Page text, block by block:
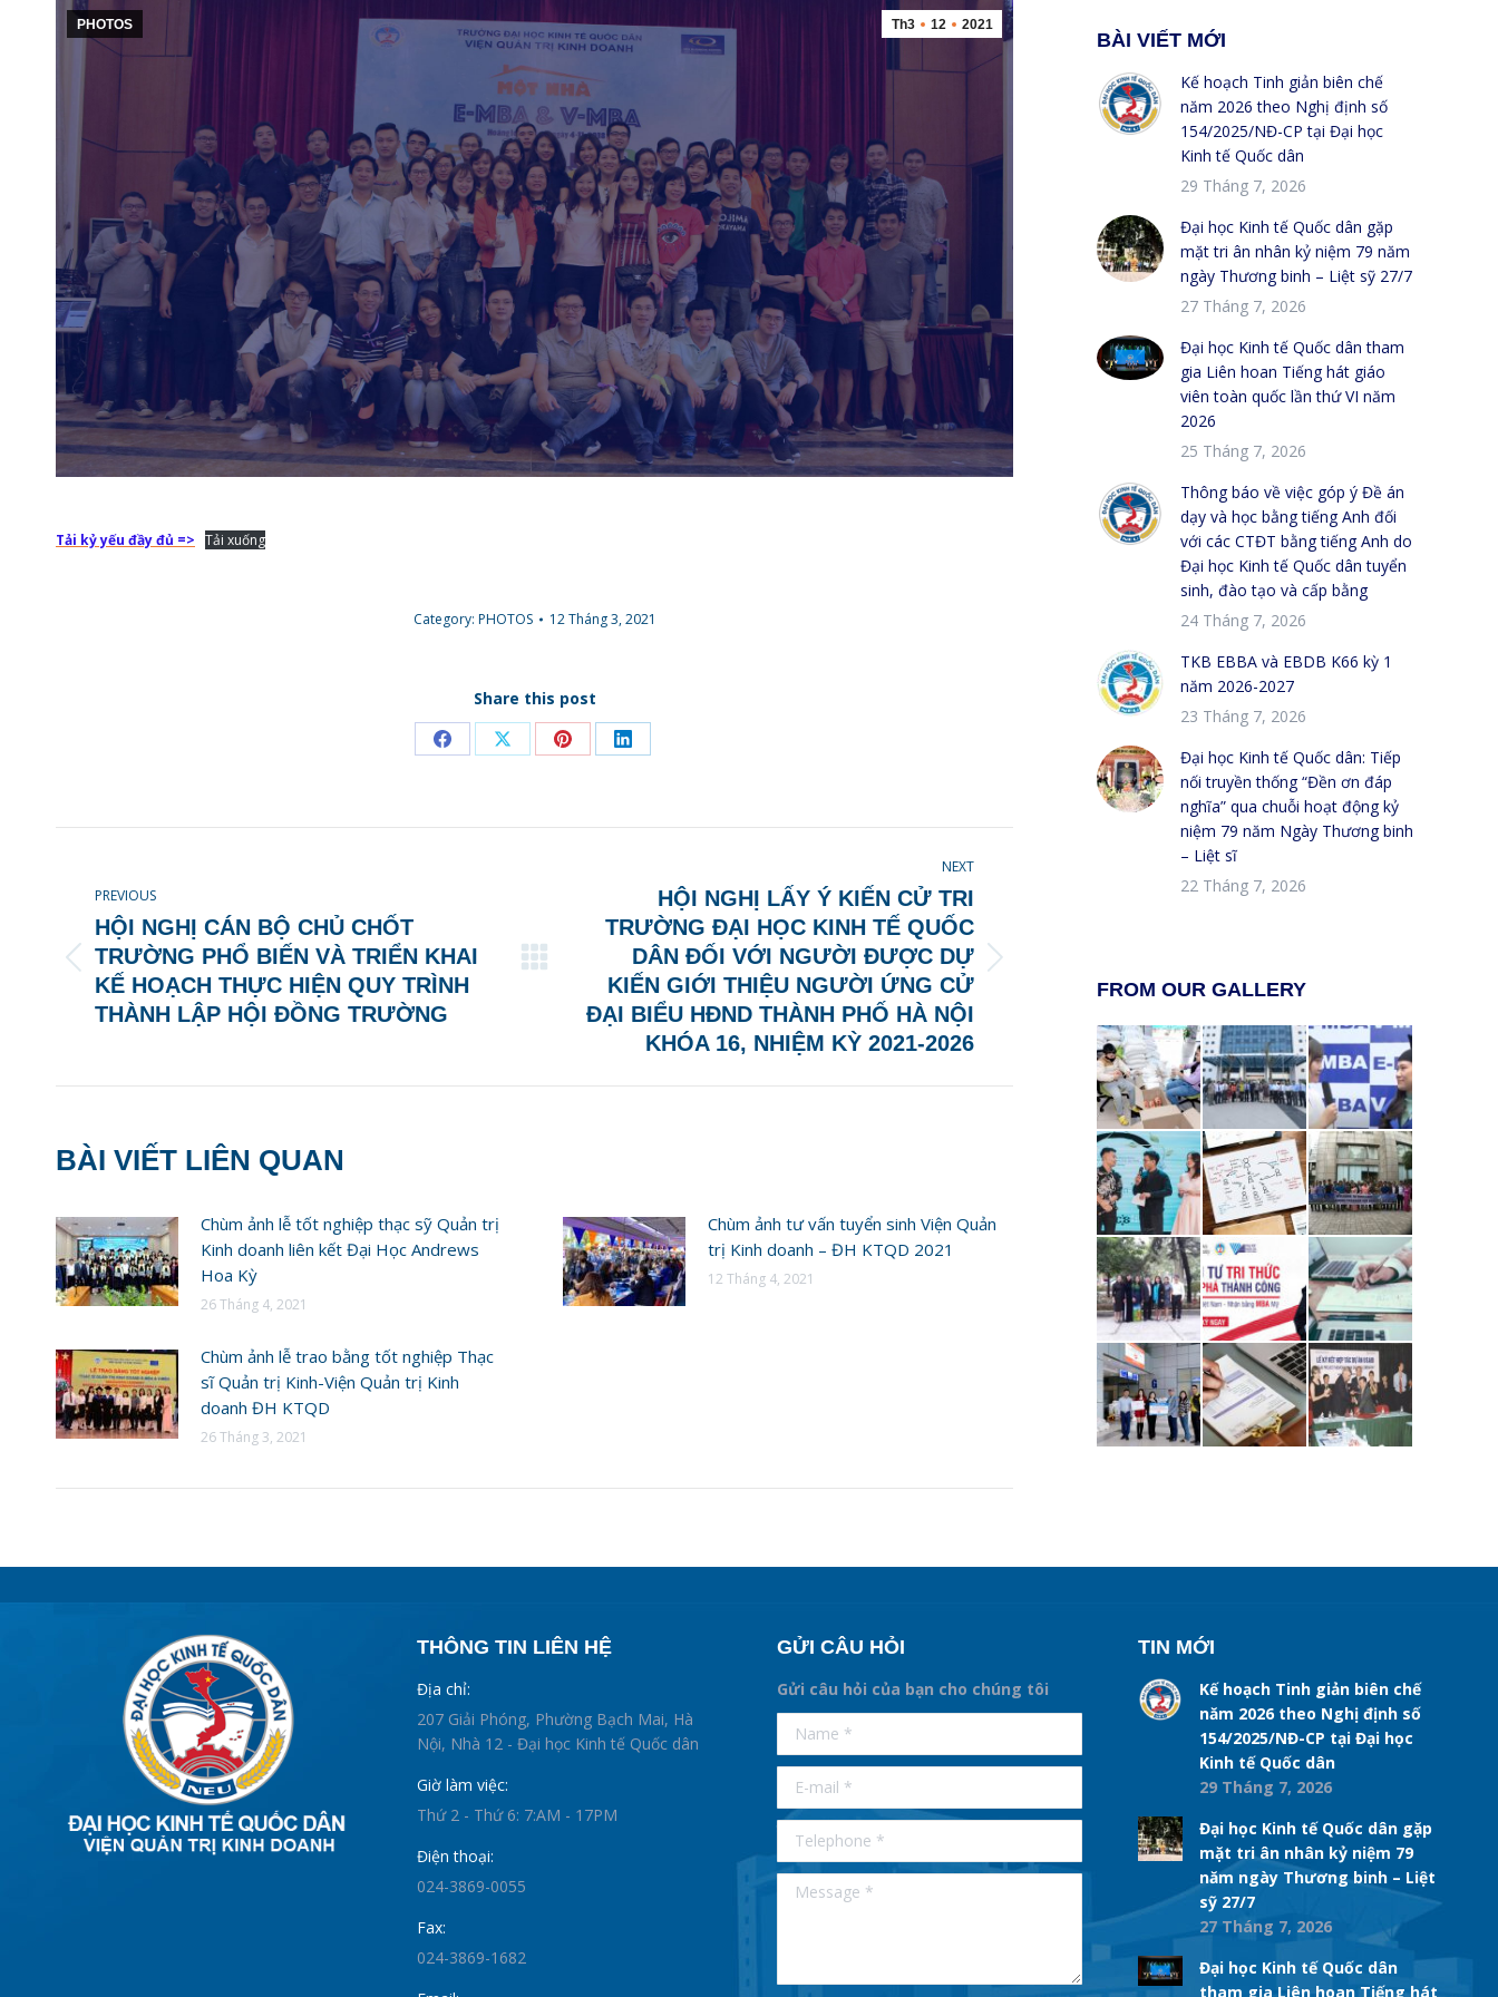
Th3 12 2021
PHOTOS
Tải kỷ yếu đầy đủ => Tải xuống
Category: PHOTOS 12 Tháng 3, 2021
Share this post
Share
Facebook
Share
X
Share
Pinterest
Share
LinkedIn
NAVIGATION
PREVIOUS
Previous
post:
HỘI NGHỊ CÁN BỘ CHỦ CHỐT
TRƯỜNG PHỔ BIẾN VÀ TRIỂN KHAI
KẾ HOẠCH THỰC HIỆN QUY TRÌNH
THÀNH LẬP HỘI ĐỒNG TRƯỜNG
NEXT
post:
HỘI NGHỊ LẤY Ý KIẾN CỬ TRI
TRƯỜNG ĐẠI HỌC KINH TẾ QUỐC
DÂN ĐỐI VỚI NGƯỜI ĐƯỢC DỰ
KIẾN GIỚI THIỆU NGƯỜI ỨNG CỬ
ĐẠI BIỂU HĐND THÀNH PHỐ HÀ NỘI
KHÓA 16, NHIỆM KỲ 2021-2026
BÀI VIẾT LIÊN QUAN
Chùm ảnh lễ tốt nghiệp thạc sỹ Quản trị
Kinh doanh liên kết Đại Học Andrews
Hoa Kỳ
26 Tháng 4, 2021
Chùm ảnh tư vấn tuyển sinh Viện Quản
trị Kinh doanh – ĐH KTQD 2021
12 Tháng 4, 2021
Chùm ảnh lễ trao bằng tốt nghiệp Thạc
sĩ Quản trị Kinh-Viện Quản trị Kinh
doanh ĐH KTQD
26 Tháng 3, 2021
BÀI VIẾT MỚI
Kế hoạch Tinh giản biên chế
năm 2026 theo Nghị định số
154/2025/NĐ-CP tại Đại học
Kinh tế Quốc dân
29 Tháng 7, 2026
Đại học Kinh tế Quốc dân gặp
mặt tri ân nhân kỷ niệm 79 năm
ngày Thương binh – Liệt sỹ 27/7
27 Tháng 7, 2026
Đại học Kinh tế Quốc dân tham
gia Liên hoan Tiếng hát giáo
viên toàn quốc lần thứ VI năm
2026
25 Tháng 7, 2026
Thông báo về việc góp ý Đề án
dạy và học bằng tiếng Anh đối
với các CTĐT bằng tiếng Anh do
Đại học Kinh tế Quốc dân tuyển
sinh, đào tạo và cấp bằng
24 Tháng 7, 2026
TKB EBBA và EBDB K66 kỳ 1
năm 2026-2027
23 Tháng 7, 2026
Đại học Kinh tế Quốc dân: Tiếp
nối truyền thống “Đền ơn đáp
nghĩa” qua chuỗi hoạt động kỷ
niệm 79 năm Ngày Thương binh
– Liệt sĩ
22 Tháng 7, 2026
FROM OUR GALLERY
THÔNG TIN LIÊN HỆ
Địa chỉ:
207 Giải Phóng, Phường Bạch Mai, Hà
Nội, Nhà 12 - Đại học Kinh tế Quốc dân
Giờ làm việc:
Thứ 2 - Thứ 6: 7:AM - 17PM
Điện thoại:
024-3869-0055
Fax:
024-3869-1682
GỬI CÂU HỎI
Gửi câu hỏi của bạn cho chúng tôi
supertotobet
betist
Name *
E-mail *
Telephone *
Message *
TIN MỚI
Kế hoạch Tinh giản biên chế
năm 2026 theo Nghị định số
154/2025/NĐ-CP tại Đại học
Kinh tế Quốc dân
29 Tháng 7, 2026
Đại học Kinh tế Quốc dân gặp
mặt tri ân nhân kỷ niệm 79
năm ngày Thương binh – Liệt
sỹ 27/7
27 Tháng 7, 2026
Đại học Kinh tế Quốc dân
tham gia Liên hoan Tiếng hát